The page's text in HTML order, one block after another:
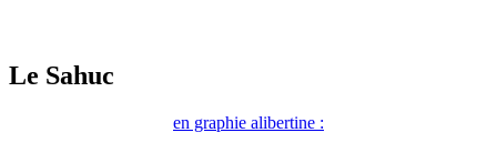
Le Sahuc
en graphie alibertine :